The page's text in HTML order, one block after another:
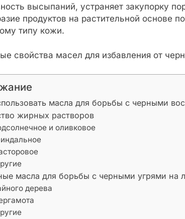
высыпаний, устраняет закупорку
продуктов на растительной основе
типу кожи.
масла для борьбы с черными
жирных растворов
и оливковое
масла для борьбы с черными угрями на
дерева